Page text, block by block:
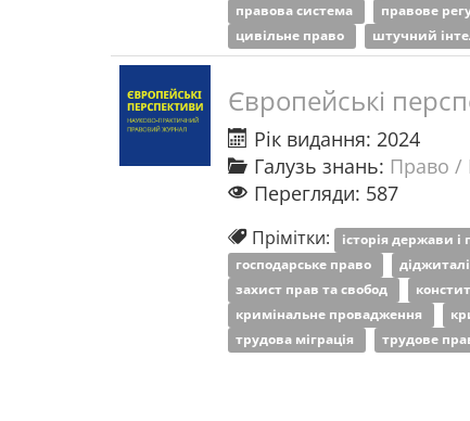
правова система
правове
цивільне право
штучний
Європейські
Рік видання: 2024
Галузь знань: Право /
Перегляди: 587
Прімітки: історія держави і
господарське право
захист прав та свобод
кримінальне провадження
трудова міграція
трудове